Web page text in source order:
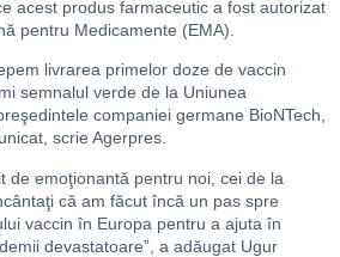
acest produs farmaceutic a fost autorizat
pentru Medicamente (EMA).
livrarea primelor doze de vaccin
semnalul verde de la Uniunea
companiei germane BioNTech,
scrie Agerpres.
de emoţionantă pentru noi, cei de la
că am făcut încă un pas spre
vaccin în Europa pentru a ajuta în
devastatoare”, a adăugat Ugur